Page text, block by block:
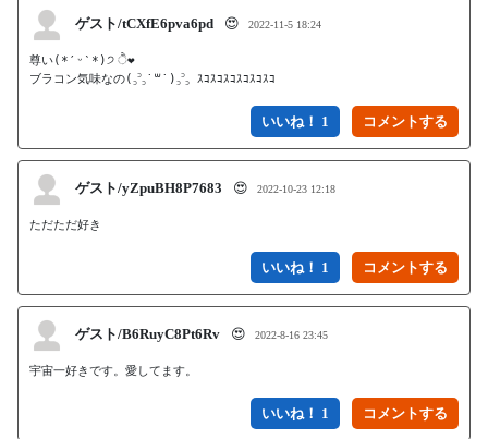
ゲスト/tCXfE6pva6pd 😍 2022-11-5 18:24
尊い(*ˊᵕˋ*)੭ ੈ❤︎
ブラコン気味なの(꜆꜄꜆˙꒳˙)꜆꜄꜆ ｽｺｽｺｽｺｽｺｽｺｽｺ
いいね！ 1
ゲスト/yZpuBH8P7683 😍 2022-10-23 12:18
ただただ好き
いいね！ 1
ゲスト/B6RuyC8Pt6Rv 😍 2022-8-16 23:45
宇宙一好きです。愛してます。
いいね！ 1